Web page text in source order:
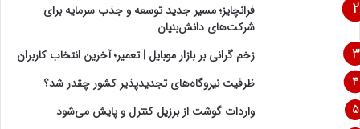
فرانچایز؛ مسیر جدید توسعه و جذب سرمایه برای
شرکت‌های دانش‌بنیان
زخم گرانی بر بازار موبایل | تعمیر؛ آخرین انتخاب کاربران
ظرفیت نیروگاه‌های تجدیدپذیر کشور چقدر شد؟
واردات گوشت از برزیل کنترل و پایش می‌شود